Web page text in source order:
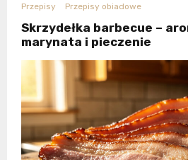
Przepisy Przepisy obiadowe
Skrzydełka barbecue –
marynata i pieczenie